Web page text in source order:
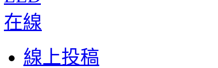
線上投稿